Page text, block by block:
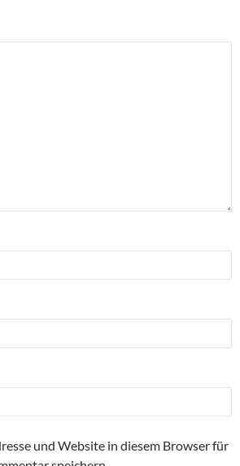
und Website in diesem Browser für